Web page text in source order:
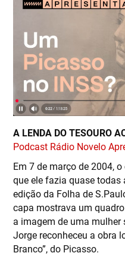
A LENDA DO TESOURO
Podcast Rádio Novelo
Em 7 de março de 2004,
que ele fazia quase todas
edição da Folha de
capa mostrava um
a imagem de uma mulher
Jorge reconheceu a obra
Branco”, do Picasso.